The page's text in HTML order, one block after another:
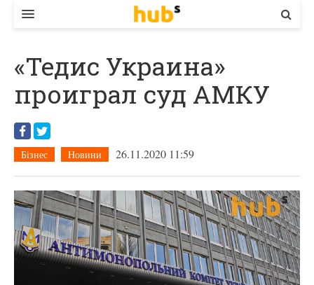
ЕКОНОМІКА
БІЗНЕС
СТАРТЕР
КОНТАКТИ
«Тедис Украина»
проиграл суд АМКУ
Бізнес Новини 26.11.2020 11:59